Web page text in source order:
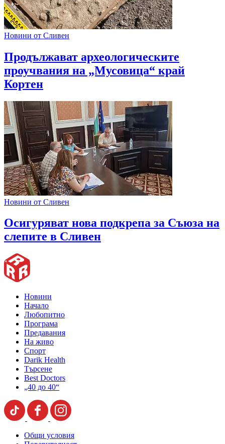
Новини от Сливен
Продължават археологическите
проучвания на „Мусовица“ край
Кортен
Новини от Сливен
Oсигуряват нова подкрепа за Съюза на
слепите в Сливен
Новини
Начало
Любопитно
Програма
Предавания
На живо
Спорт
Darik Health
Търсене
Best Doctors
„40 до 40“
Общи условия